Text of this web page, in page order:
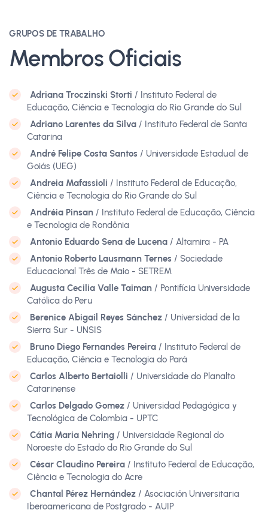
GRUPOS DE TRABALHO
Membros Oficiais
Adriana Troczinski Storti / Instituto Federal de
Educação, Ciência e Tecnologia do Rio Grande do Sul
Adriano Larentes da Silva / Instituto Federal de Santa
Catarina
André Felipe Costa Santos / Universidade Estadual de
Goiás (UEG)
Andreia Mafassioli / Instituto Federal de Educação,
Ciência e Tecnologia do Rio Grande do Sul
Andréia Pinsan / Instituto Federal de Educação, Ciência
e Tecnologia de Rondônia
Antonio Eduardo Sena de Lucena / Altamira - PA
Antonio Roberto Lausmann Ternes / Sociedade
Educacional Três de Maio - SETREM
Augusta Cecilia Valle Taiman / Pontifícia Universidade
Católica do Peru
Berenice Abigail Reyes Sánchez / Universidad de la
Sierra Sur - UNSIS
Bruno Diego Fernandes Pereira / Instituto Federal de
Educação, Ciência e Tecnologia do Pará
Carlos Alberto Bertaiolli / Universidade do Planalto
Catarinense
Carlos Delgado Gomez / Universidad Pedagógica y
Tecnológica de Colombia - UPTC
Cátia Maria Nehring / Universidade Regional do
Noroeste do Estado do Rio Grande do Sul
César Claudino Pereira / Instituto Federal de Educação,
Ciência e Tecnologia do Acre
Chantal Pérez Hernández / Asociación Universitaria
Iberoamericana de Postgrado - AUIP